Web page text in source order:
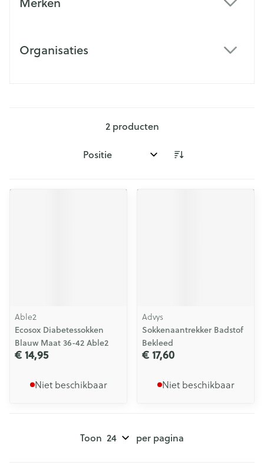
Organisaties
2producten
Sorteer op:
Able2
Ecosox Diabetessokken
Blauw Maat 36-42 Able2
€ 14,95
Niet beschikbaar
Advys
Sokkenaantrekker Badstof
Bekleed
€ 17,60
Niet beschikbaar
Toon per pagina